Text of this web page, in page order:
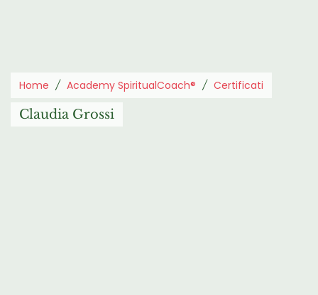
Home Academy SpiritualCoach® Certificati
Claudia Grossi